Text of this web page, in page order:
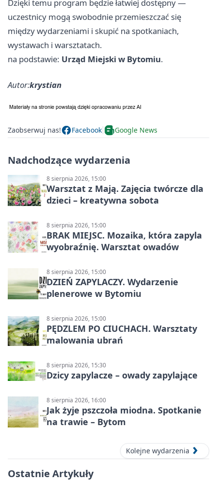
Dzięki temu program będzie łatwiej dostępny —
uczestnicy mogą swobodnie przemieszczać się
między wydarzeniami i skupić na spotkaniach,
wystawach i warsztatach.
na podstawie: Urząd Miejski w Bytomiu.
Autor:krystian
Zaobserwuj nas! Facebook Google News
Nadchodzące wydarzenia
8 sierpnia 2026, 15:00
Warsztat z Mają. Zajęcia twórcze dla
dzieci – kreatywna sobota
8 sierpnia 2026, 15:00
BRAK MIEJSC. Mozaika, która zapyla
wyobraźnię. Warsztat owadów
8 sierpnia 2026, 15:00
DZIEŃ ZAPYLACZY. Wydarzenie
plenerowe w Bytomiu
8 sierpnia 2026, 15:00
PĘDZLEM PO CIUCHACH. Warsztaty
malowania ubrań
8 sierpnia 2026, 15:30
Dzicy zapylacze – owady zapylające
8 sierpnia 2026, 16:00
Jak żyje pszczoła miodna. Spotkanie
na trawie – Bytom
Kolejne wydarzenia
Ostatnie Artykuły